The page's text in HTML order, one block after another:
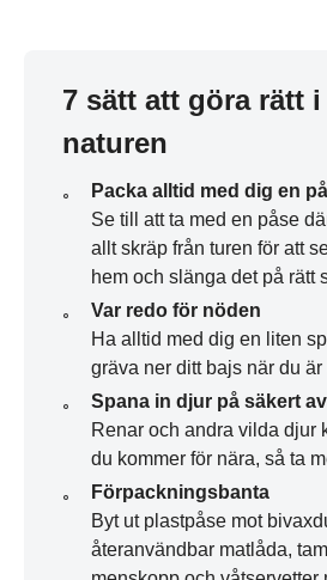
7 sätt att göra rätt i
naturen
Packa alltid med dig en
Se till att ta med en påse
allt skräp från turen för att
hem och slänga det på rätt
Var redo för nöden
Ha alltid med dig en liten
gräva ner ditt bajs när du är
Spana in djur på säkert
Renar och andra vilda djur
du kommer för nära, så ta
Förpackningsbanta
Byt ut plastpåse mot
återanvändbar matlåda,